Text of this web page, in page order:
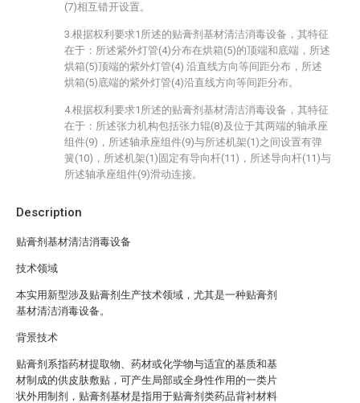
Description
贴膏剂基材清洁消毒设备
技术领域
本实用新型涉及贴膏剂生产技术领域，尤其是一种贴膏剂
基材清洁消毒设备。
背景技术
贴膏剂系指药材提取物、药材或化学物与适宜的基质和基
材制成的供皮肤敷贴，可产生局部或全身性作用的一类片
状外用制剂，贴膏剂基材是指用于贴膏剂类药品背衬材料
(7)相互错开设置。
3.根据权利要求1所述的贴膏剂基材清洁消毒设备，其特征
在于：所述紫外灯管(4)分布在烘箱(5)的顶端和底端，所述
烘箱(5)顶端的紫外灯管(4) 沿直线方向等间距分布，所述
烘箱(5)底端的紫外灯管(4)沿直线方向等间距分布。
4.根据权利要求1所述的贴膏剂基材清洁消毒设备，其特征
在于：所述张力机构包括张力辊(8)及位于其两端的轴承座
组件(9)，所述轴承座组件(9)与所述机架(1)之间设置有弹
簧(10)，所述机架(1)固定有导向杆(11)，所述导向杆(11)与
所述轴承座组件(9)滑动连接。